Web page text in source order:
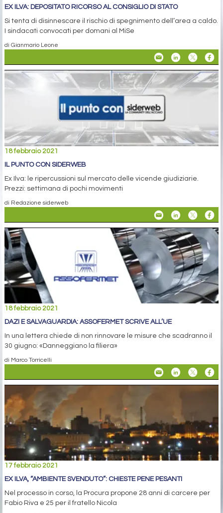
EX ILVA: DEPOSITATO RICORSO AL CONSIGLIO DI STATO
Si tenta di disinnescare il rischio di spegnimento dell’area a caldo.
I sindacati convocati per domani al MiSe
di Gianmario Leone
18 febbraio 2021
IL PUNTO CON SIDERWEB
Ex Ilva: le ripercussioni sul mercato delle vicende giudiziarie.
Prezzi: settimana di pochi movimenti
di Redazione siderweb
18 febbraio 2021
DAZI E SALVAGUARDIA: ASSOFERMET SCRIVE ALL’UE
In una lettera chiede di non rinnovare le misure che scadranno il
30 giugno: «Danneggiano la filiera»
di Marco Torricelli
17 febbraio 2021
EX ILVA, “AMBIENTE SVENDUTO”: CHIESTE PENE PESANTI
Nel processo in corso, la Procura propone 28 anni di carcere per
Fabio Riva e 25 per il fratello Nicola